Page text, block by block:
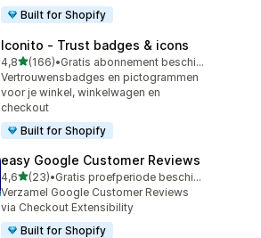
Built for Shopify
Iconito ‑ Trust badges & icons
4,8van 5 sterren
(166)
166 recensies in totaal
•
Gratis abonnement beschikbaar
Vertrouwensbadges en pictogrammen
voor je winkel, winkelwagen en
checkout
Built for Shopify
easy Google Customer Reviews
4,6van 5 sterren
(23)
23 recensies in totaal
•
Gratis proefperiode beschikbaar
Verzamel Google Customer Reviews
via Checkout Extensibility
Built for Shopify